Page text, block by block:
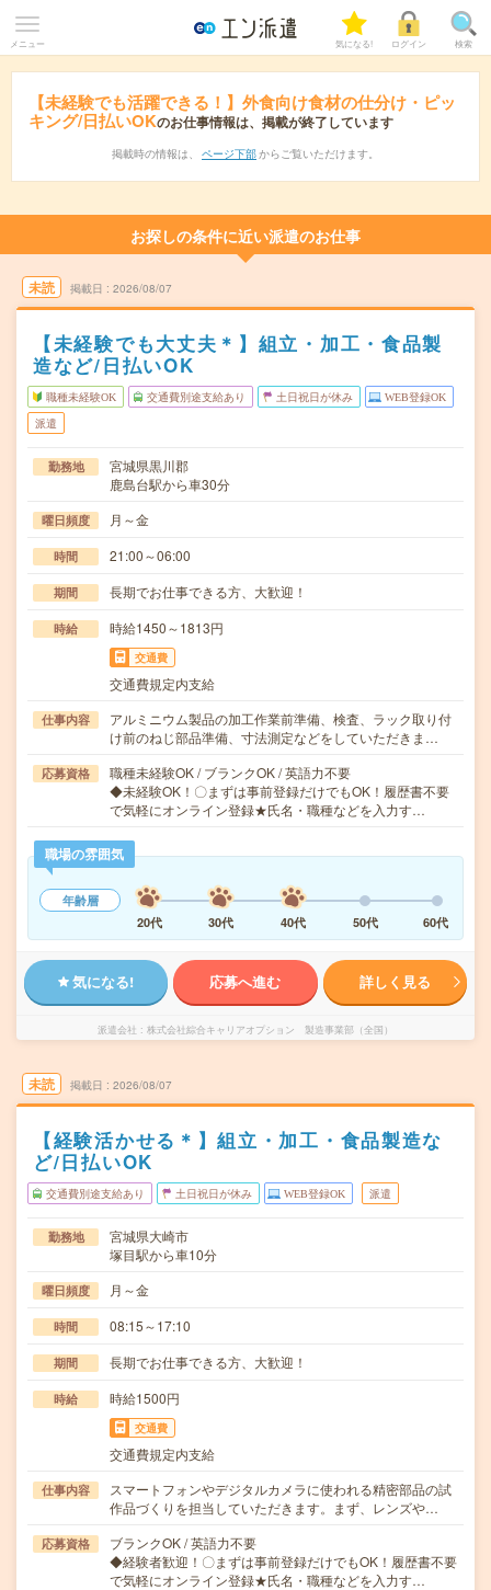
メニュー 気になる! ログイン 検索
【未経験でも活躍できる！】外食向け食材の仕分け・ピッ
キング/日払いOKのお仕事情報は、掲載が終了しています
掲載時の情報は、 ページ下部 からご覧いただけます。
お探しの条件に近い派遣のお仕事
未読 掲載日 2026/08/07
【未経験でも大丈夫＊】組立・加工・食品製
造など/日払いOK
職種未経験OK 交通費別途支給あり 土日祝日が休み WEB登録OK
派遣
勤務地
宮城県黒川郡
鹿島台駅から車30分
曜日頻度 月～金
時間 21:00～06:00
期間 長期でお仕事できる方、大歓迎！
時給 時給1450～1813円
交通費
交通費規定内支給
仕事内容
アルミニウム製品の加工作業前準備、検査、ラック取り付
け前のねじ部品準備、寸法測定などをしていただきま…
応募資格
職種未経験OK / ブランクOK / 英語力不要
◆未経験OK！〇まずは事前登録だけでもOK！履歴書不要
で気軽にオンライン登録★氏名・職種などを入力す…
職場の雰囲気
年齢層
20代
30代 40代 50代 60代
気になる! 応募へ進む 詳しく見る
派遣会社 株式会社綜合キャリアオプション 製造事業部（全国）
未読 掲載日 2026/08/07
【経験活かせる＊】組立・加工・食品製造な
ど/日払いOK
交通費別途支給あり 土日祝日が休み WEB登録OK 派遣
勤務地
宮城県大崎市
塚目駅から車10分
曜日頻度 月～金
時間 08:15～17:10
期間 長期でお仕事できる方、大歓迎！
時給 時給1500円
交通費
交通費規定内支給
仕事内容
スマートフォンやデジタルカメラに使われる精密部品の試
作品づくりを担当していただきます。まず、レンズや…
応募資格
ブランクOK / 英語力不要
◆経験者歓迎！〇まずは事前登録だけでもOK！履歴書不要
で気軽にオンライン登録★氏名・職種などを入力す…